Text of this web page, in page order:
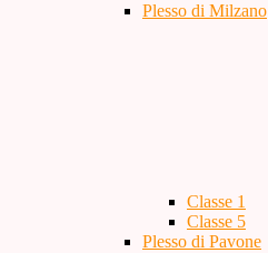
Plesso di Milzano
Classe 1
Classe 5
Plesso di Pavone